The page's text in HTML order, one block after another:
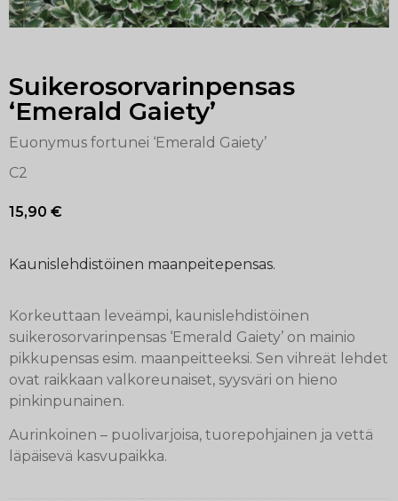
Suikerosorvarinpensas
‘Emerald Gaiety’
Euonymus fortunei ‘Emerald Gaiety’
C2
15,90 €
Kaunislehdistöinen maanpeitepensas.
Korkeuttaan leveämpi, kaunislehdistöinen
suikerosorvarinpensas ‘Emerald Gaiety’ on mainio
pikkupensas esim. maanpeitteeksi. Sen vihreät lehdet
ovat raikkaan valkoreunaiset, syysväri on hieno
pinkinpunainen.
Aurinkoinen – puolivarjoisa, tuorepohjainen ja vettä
läpäisevä kasvupaikka.